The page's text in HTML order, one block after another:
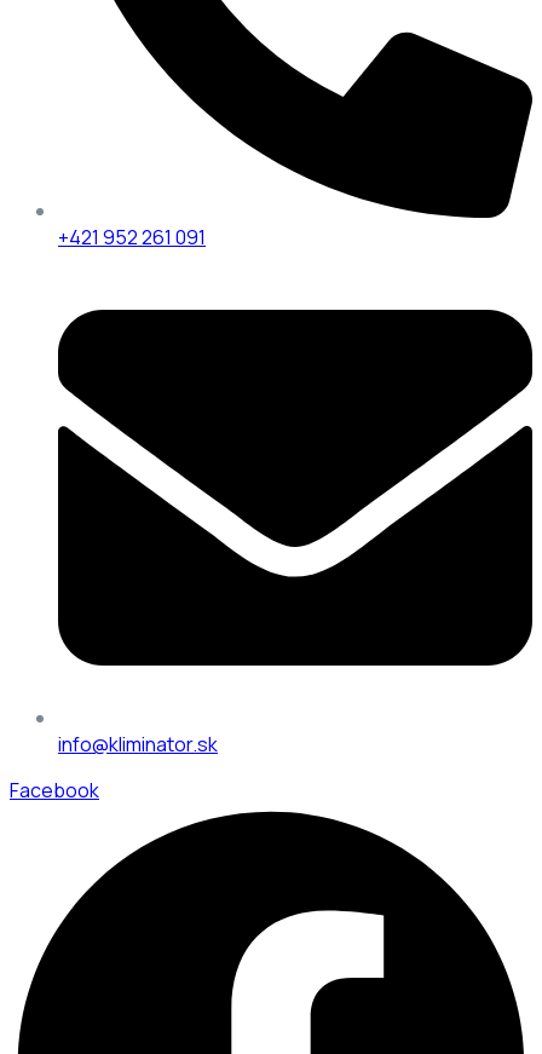
+421 952 261 091
info@kliminator.sk
Facebook